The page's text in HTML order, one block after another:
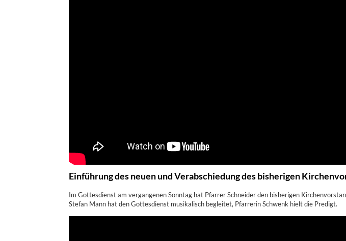
Einführung des neuen und Verabschiedung des bisherigen
Im Gottesdienst am vergangenen Sonntag hat Pfarrer Schneider den bisherigen
Stefan Mann hat den Gottesdienst musikalisch begleitet, Pfarrerin Schwenk hielt die Predigt.